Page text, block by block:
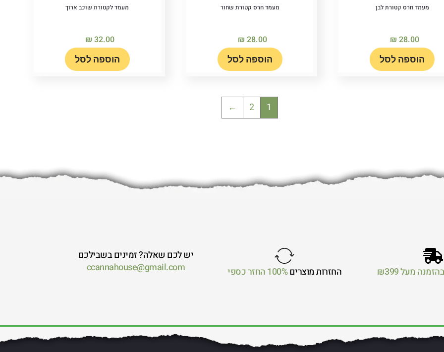
מעמד חרס קטורת לבן
₪ 28.00
הוספה לסל
מעמד חרס קטורת שחור
₪ 28.00
הוספה לסל
מעמד לקטורת שוכב ארוך
₪ 32.00
הוספה לסל
1
2
←
בהזמנה מעל ₪399 החזרות מוצרים100% החזר כספי
יש לכם שאלה? זמינים בשבילכם
ccannahouse@gmail.com